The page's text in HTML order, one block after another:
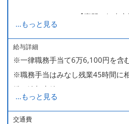
280,000～340,000【専門・短大卒
285,000～340,000【大卒】
※ 入社半年経過した後は、[月10日
働き方も選ぶことができます。
詳細はご面談時にご案内いたしま
...もっと見る
給与詳細
※一律職務手当て6万6,100円を含
※職務手当はみなし残業45時間に
働は追加支給
■昇給（随時）
...もっと見る
交通費